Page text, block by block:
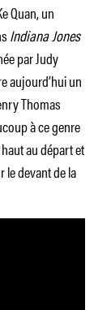
Quan, un
Indiana Jones
par Judy
aujourd’hui un
Thomas
à ce genre
au départ et
le devant de la